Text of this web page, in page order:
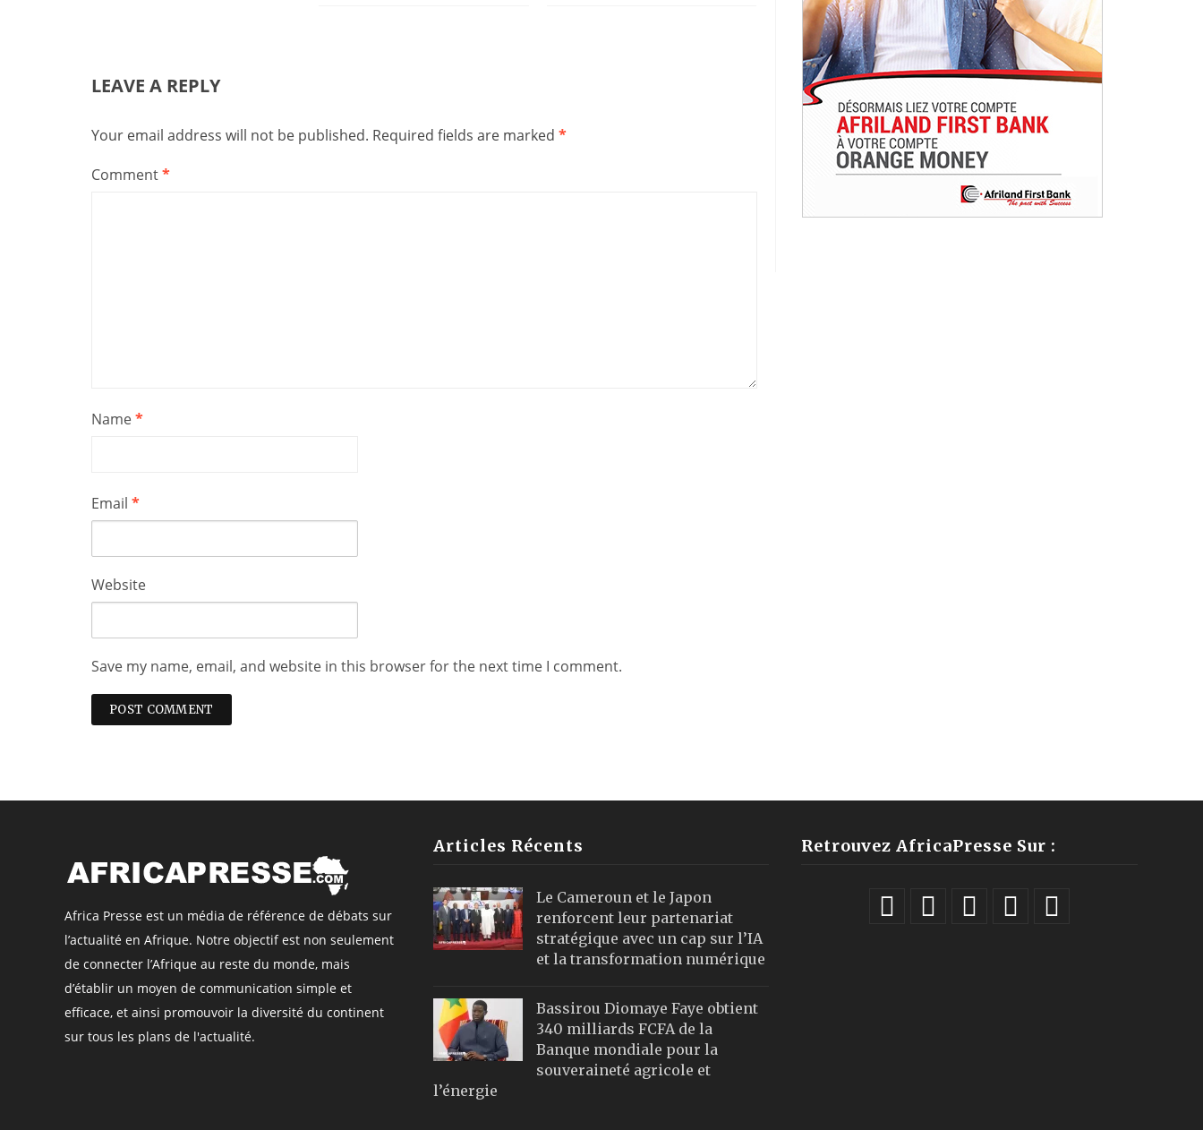
LEAVE A REPLY
Your email address will not be published. Required fields are marked *
Comment*
Name*
Email *
Website
Save my name, email, and website in this browser for the next time I comment.
Africa Presse est un média de référence de débats sur
l’actualité en Afrique. Notre objectif est non seulement
de connecter l’Afrique au reste du monde, mais
d’établir un moyen de communication simple et
efficace, et ainsi promouvoir la diversité du continent
sur tous les plans de l'actualité.
Articles Récents
Le Cameroun et le Japon
renforcent leur partenariat
stratégique avec un cap sur l’IA
et la transformation numérique
Bassirou Diomaye Faye obtient
340 milliards FCFA de la
Banque mondiale pour la
souveraineté agricole et
l’énergie
Retrouvez AfricaPresse Sur :